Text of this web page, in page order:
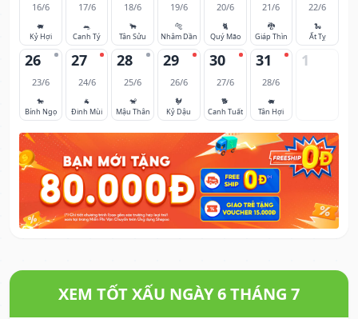
16/6
🐖
Kỷ Hợi
17/6
🐀
Canh Tý
18/6
🐂
Tân Sửu
19/6
🐅
Nhâm Dần
20/6
🐈
Quý Mão
21/6
🐉
Giáp Thìn
22/6
🐍
Ất Tỵ
26
23/6
🐎
Bính Ngọ
27
24/6
🐐
Đinh Mùi
28
25/6
🐒
Mậu Thân
29
26/6
🐓
Kỷ Dậu
30
27/6
🐕
Canh Tuất
31
28/6
🐖
Tân Hợi
1
XEM TỐT XẤU NGÀY 6 THÁNG 7